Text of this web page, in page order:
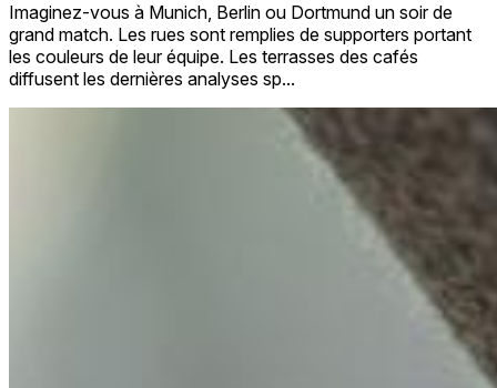
Imaginez-vous à Munich, Berlin ou Dortmund un soir de
grand match. Les rues sont remplies de supporters portant
les couleurs de leur équipe. Les terrasses des cafés
diffusent les dernières analyses sp...